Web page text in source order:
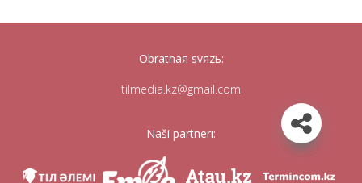
Obratnaя svяzь:
tilmedia.kz@gmail.com
Naši partnerı: